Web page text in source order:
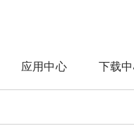
应用中心 下载